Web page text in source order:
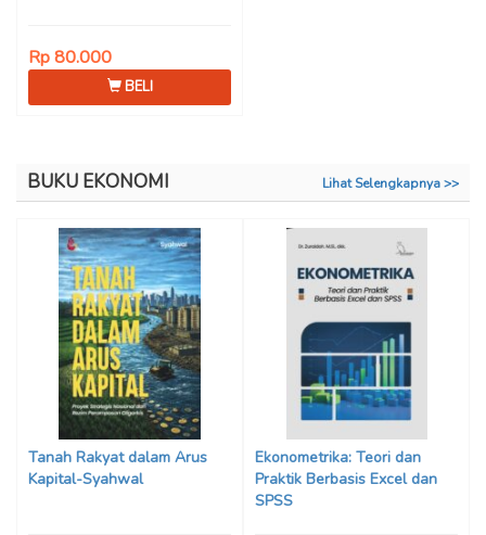
Rp 80.000
BELI
BUKU EKONOMI Lihat Selengkapnya >>
Tanah Rakyat dalam Arus
Kapital-Syahwal
Ekonometrika: Teori dan
Praktik Berbasis Excel dan
SPSS